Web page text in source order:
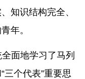
知识结构完全、
年。
面地学习了马列
三个代表”重要思